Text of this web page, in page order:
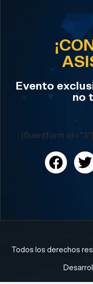
Evento
no
[fluentform id="3"]
Todos los derechos